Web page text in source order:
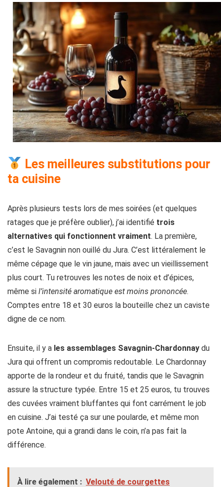
Les meilleures substitutions pour
ta cuisine
Après plusieurs tests lors de mes soirées (et quelques
ratages que je préfère oublier), j’ai identifié trois
alternatives qui fonctionnent vraiment. La première,
c’est le Savagnin non ouillé du Jura. C’est littéralement le
même cépage que le vin jaune, mais avec un vieillissement
plus court. Tu retrouves les notes de noix et d’épices,
même si l’intensité aromatique est moins prononcée.
Comptes entre 18 et 30 euros la bouteille chez un caviste
digne de ce nom.
Ensuite, il y a les assemblages Savagnin-Chardonnay du
Jura qui offrent un compromis redoutable. Le Chardonnay
apporte de la rondeur et du fruité, tandis que le Savagnin
assure la structure typée. Entre 15 et 25 euros, tu trouves
des cuvées vraiment bluffantes qui font carrément le job
en cuisine. J’ai testé ça sur une poularde, et même mon
pote Antoine, qui a grandi dans le coin, n’a pas fait la
différence.
À lire également : Velouté de courgettes